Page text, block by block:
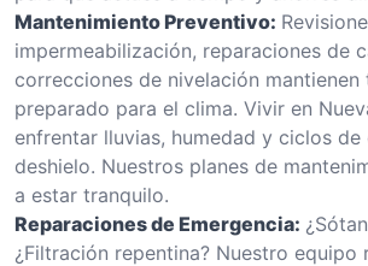
Mantenimiento Preventivo:
impermeabilización, reparaciones de
correcciones de nivelación
preparado para el clima. Vivir en
enfrentar lluvias, humedad y ciclos
deshielo. Nuestros planes de
a estar tranquilo.
Reparaciones de Emergencia:
¿Filtración repentina? Nuestro equipo